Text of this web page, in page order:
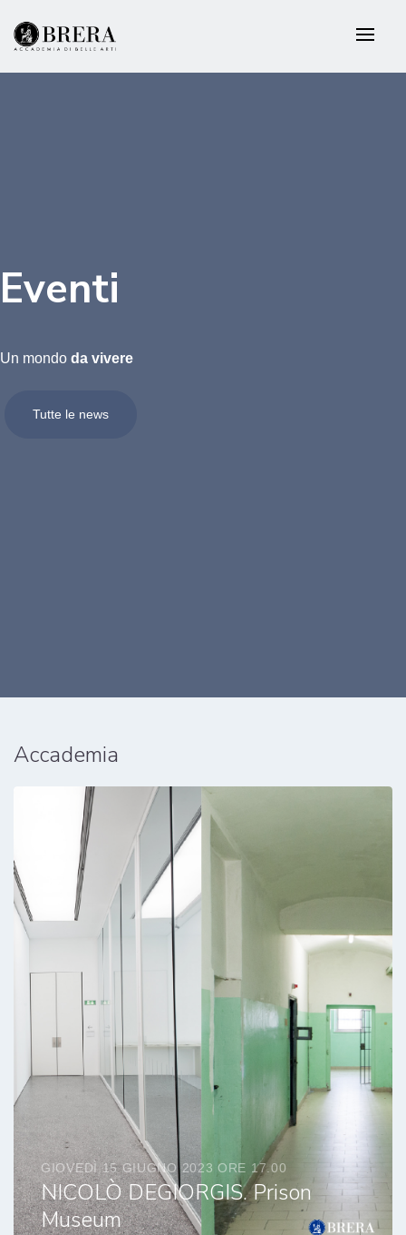
contenuto
principale
Eventi
Un mondo da vivere
Tutte le news
Accademia
GIOVEDÌ 15 GIUGNO 2023 ORE 17.00
NICOLÒ DEGIORGIS. Prison
Museum